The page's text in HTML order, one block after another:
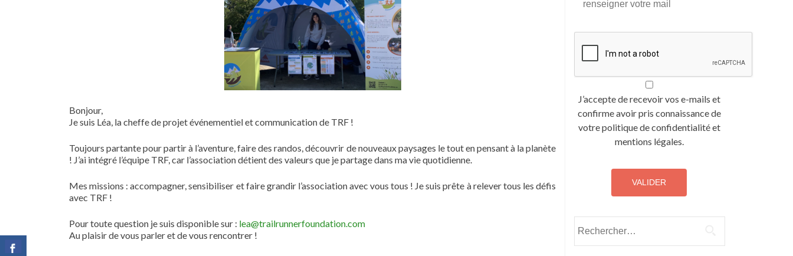
Bonjour,
Je suis Léa, la cheffe de projet événementiel et communication de TRF !
Toujours partante pour partir à l’aventure, faire des randos, découvrir de nouveaux paysages le tout en pensant à la planète
! J’ai intégré l’équipe TRF, car l’association détient des valeurs que je partage dans ma vie quotidienne.
Mes missions : accompagner, sensibiliser et faire grandir l’association avec vous tous ! Je suis prête à relever tous les défis
avec TRF !
Pour toute question je suis disponible sur : lea@trailrunnerfoundation.com
Au plaisir de vous parler et de vous rencontrer !
J’accepte de recevoir vos e-mails et
confirme avoir pris connaissance de
votre politique de confidentialité et
mentions légales.